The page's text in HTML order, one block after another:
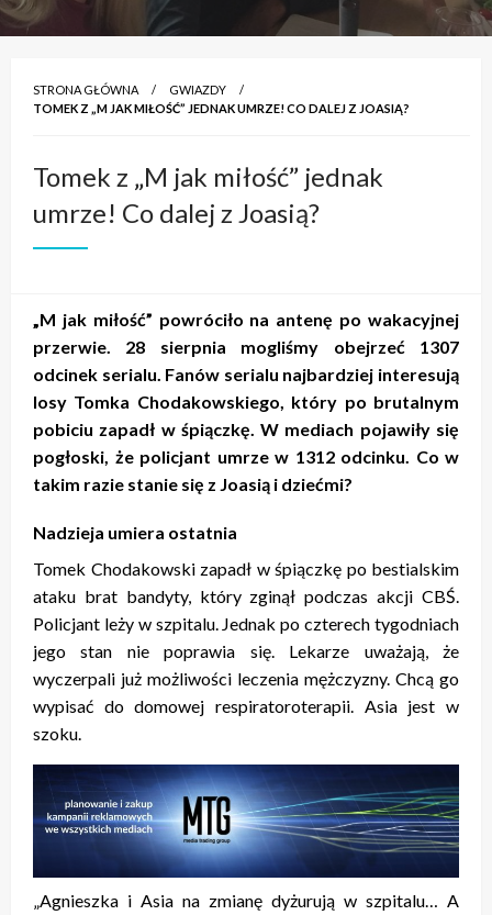
STRONA GŁÓWNA
GWIAZDY
TOMEK Z „M JAK MIŁOŚĆ” JEDNAK UMRZE! CO DALEJ Z JOASIĄ?
Tomek z „M jak miłość” jednak
umrze! Co dalej z Joasią?
„M jak miłość” powróciło na antenę po wakacyjnej
przerwie. 28 sierpnia mogliśmy obejrzeć 1307
odcinek serialu. Fanów serialu najbardziej interesują
losy Tomka Chodakowskiego, który po brutalnym
pobiciu zapadł w śpiączkę. W mediach pojawiły się
pogłoski, że policjant umrze w 1312 odcinku. Co w
takim razie stanie się z Joasią i dziećmi?
Nadzieja umiera ostatnia
Tomek Chodakowski zapadł w śpiączkę po bestialskim
ataku brat bandyty, który zginął podczas akcji CBŚ.
Policjant leży w szpitalu. Jednak po czterech tygodniach
jego stan nie poprawia się. Lekarze uważają, że
wyczerpali już możliwości leczenia mężczyzny. Chcą go
wypisać do domowej respiratoroterapii. Asia jest w
szoku.
„Agnieszka i Asia na zmianę dyżurują w szpitalu… A